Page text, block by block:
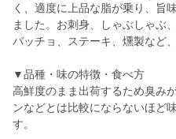
く、適度に上品な脂が乗り、旨
ました。お刺身、しゃぶしゃぶ
パッチョ、ステーキ、燻製など
▼品種・味の特徴・食べ方
高鮮度のまま出荷するため臭み
ンなどとは比較にならないほど
す。